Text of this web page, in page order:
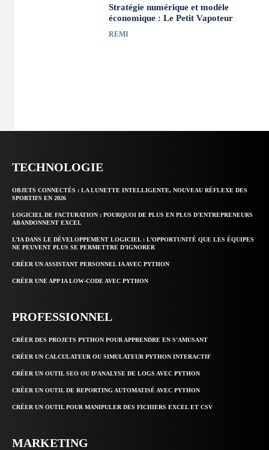
Stratégie numérique et modèle
économique : Le Petit Vapoteur
REMI
TECHNOLOGIE
OBJETS CONNECTÉS : LA LUNETTE INTELLIGENTE, NOUVEAU RÉFLEXE DES
SPORTIFS EN 2026
LOGICIEL DE FACTURATION : POURQUOI DE PLUS EN PLUS D’ENTREPRENEURS
ABANDONNENT EXCEL
L’IA DANS LE DÉVELOPPEMENT LOGICIEL : L’OPPORTUNITÉ QUE LES ÉQUIPES
NE PEUVENT PLUS SE PERMETTRE D’IGNORER
CRÉER UN ASSISTANT PERSONNEL IA AVEC PYTHON
CRÉER UNE APP IA LOW-CODE AVEC PYTHON
PROFESSIONNEL
CRÉER DES PROJETS PYTHON POUR APPRENDRE EN S’AMUSANT
CRÉER UN CALCULATEUR OU SIMULATEUR PYTHON INTERACTIF
CRÉER UN OUTIL SEO OU D’ANALYSE DE LOGS AVEC PYTHON
CRÉER UN OUTIL DE REPORTING AUTOMATISÉ AVEC PYTHON
CRÉER UN OUTIL POUR MANIPULER DES FICHIERS EXCEL ET CSV
MARKETING